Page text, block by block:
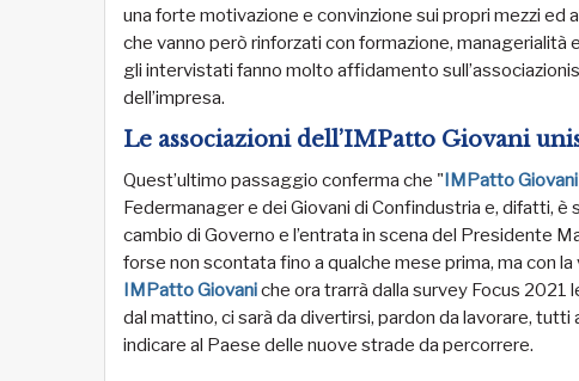
una forte motivazione e convinzione sui propri mezzi ed
che vanno però rinforzati con formazione,
gli intervistati fanno molto affidamento
dell’impresa.
Le associazioni dell’IMPatto Giovani
Quest’ultimo passaggio conferma che "IMPatto Giovani
Federmanager e dei Giovani di Confindustria e, difatti,
cambio di Governo e l’entrata in scena del Presidente
forse non scontata fino a qualche mese prima, ma con
IMPatto Giovaniche ora trarrà dalla survey Focus 2021
dal mattino, ci sarà da divertirsi, pardon da lavorare,
indicare al Paese delle nuove strade da percorrere.